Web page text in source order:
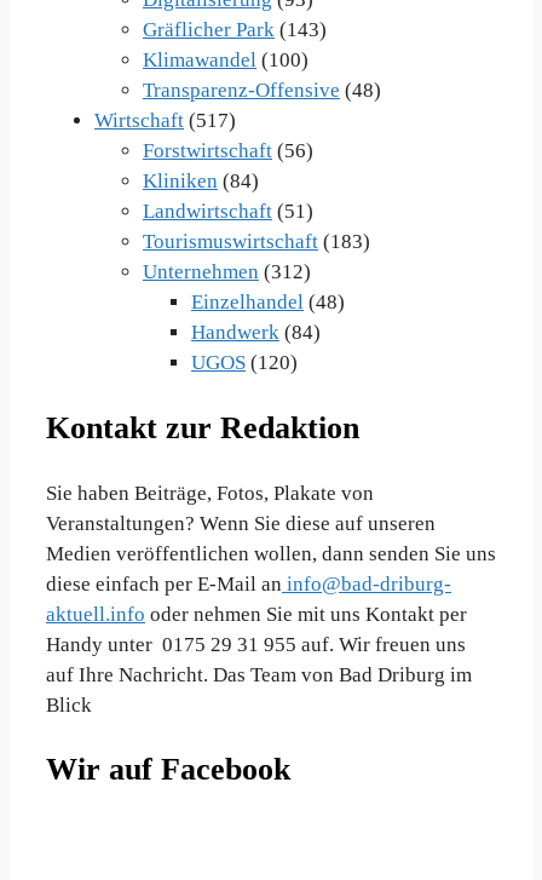
Gräflicher Park (143)
Klimawandel (100)
Transparenz-Offensive (48)
Wirtschaft (517)
Forstwirtschaft (56)
Kliniken (84)
Landwirtschaft (51)
Tourismuswirtschaft (183)
Unternehmen (312)
Einzelhandel (48)
Handwerk (84)
UGOS (120)
Kontakt zur Redaktion
Sie haben Beiträge, Fotos, Plakate von
Veranstaltungen? Wenn Sie diese auf unseren
Medien veröffentlichen wollen, dann senden Sie uns
diese einfach per E-Mail an info@bad-driburg-
aktuell.info oder nehmen Sie mit uns Kontakt per
Handy unter 0175 29 31 955 auf. Wir freuen uns
auf Ihre Nachricht. Das Team von Bad Driburg im
Blick
Wir auf Facebook